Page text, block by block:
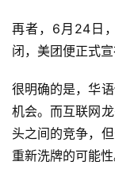
再者，6月24日
闭，美团便正式
很明确的是，华
机会。而互联网
头之间的竞争，
重新洗牌的可能性